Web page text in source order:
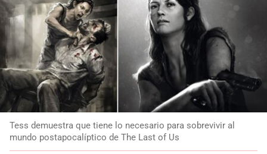
Tess demuestra que tiene lo necesario para sobrevivir al
mundo postapocalíptico de The Last of Us